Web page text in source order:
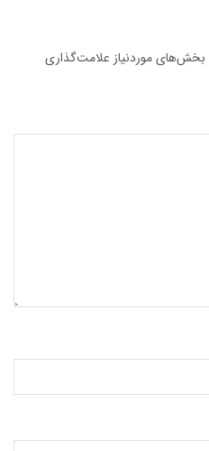
بخش‌های موردنیاز علامت‌گذاری